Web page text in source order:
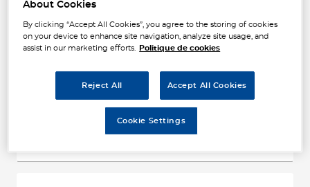
Particuliers
Contact
1
km
ALLIANCE AUTO INDUSTRIE
AGDE
34300 AGDE
Fermé aujourd'hui
Téléphone
About Cookies
By clicking “Accept All Cookies”, you agree to the storing of cookies
on your device to enhance site navigation, analyze site usage, and
assist in our marketing efforts.
Politique de cookies
Reject All Accept All Cookies
Cookie Settings